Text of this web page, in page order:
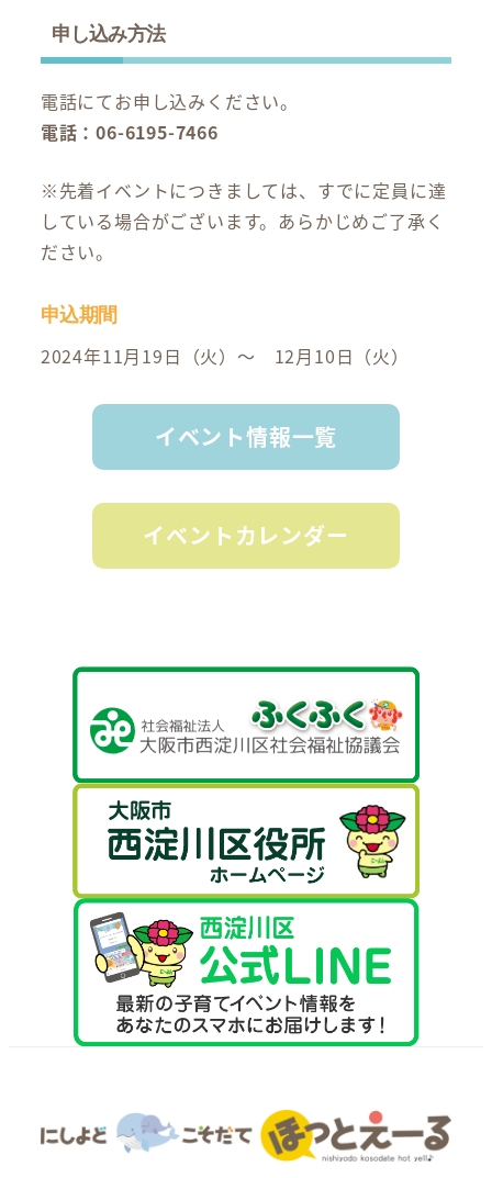
申し込み方法
電話にてお申し込みください。
電話：06-6195-7466
※先着イベントにつきましては、すでに定員に達
している場合がございます。あらかじめご了承く
ださい。
申込期間
2024年11月19日（火）～ 12月10日（火）
イベント情報一覧
イベントカレンダー